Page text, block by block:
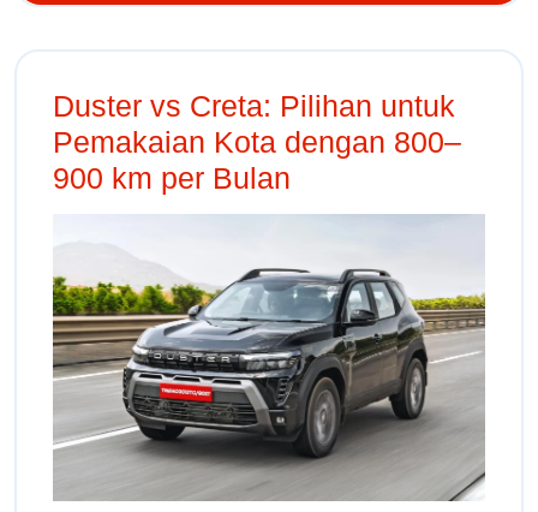
Duster vs Creta: Pilihan untuk
Pemakaian Kota dengan 800–
900 km per Bulan